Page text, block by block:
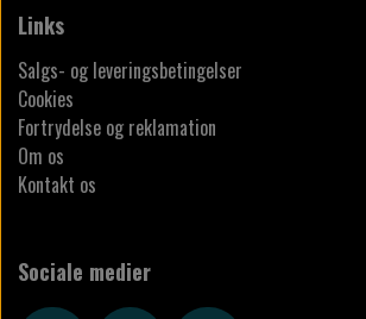
Links
Salgs- og leveringsbetingelser
Cookies
Fortrydelse og reklamation
Om os
Kontakt os
Sociale medier